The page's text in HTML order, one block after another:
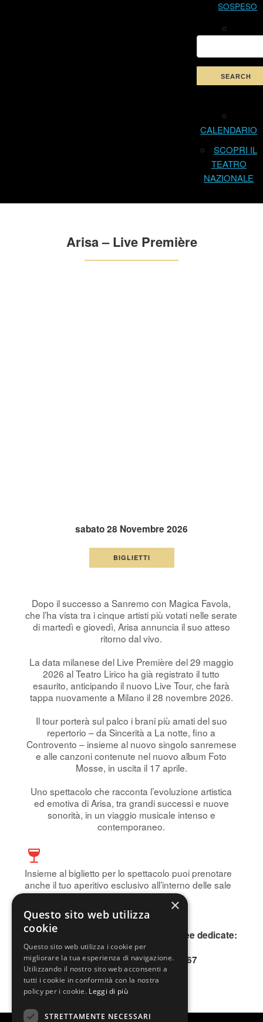
SOSPESO
CALENDARIO
SCOPRI IL
TEATRO
NAZIONALE
Arisa – Live Première
sabato 28 Novembre 2026
BIGLIETTI
Dopo il successo a Sanremo con Magica Favola,
che l’ha vista tra i cinque artisti più votati nelle serate
di martedì e giovedì, Arisa annuncia il suo atteso
ritorno dal vivo.
La data milanese del Live Première del 29 maggio
2026 al Teatro Lirico ha già registrato il tutto
esaurito, anticipando il nuovo Live Tour, che farà
tappa nuovamente a Milano il 28 novembre 2026.
Il tour porterà sul palco i brani più amati del suo
repertorio – da Sincerità a La notte, fino a
Controvento – insieme al nuovo singolo sanremese
e alle canzoni contenute nel nuovo album Foto
Mosse, in uscita il 17 aprile.
Uno spettacolo che racconta l’evoluzione artistica
ed emotiva di Arisa, tra grandi successi e nuove
sonorità, in un viaggio musicale intenso e
contemporaneo.
Insieme al biglietto per lo spettacolo puoi prenotare
anche il tuo aperitivo esclusivo all’interno delle sale
storiche del Teatro.
Prenota subito!
Per informazioni, contattare le due linee dedicate:
INFOLINE 0200640802
SMS o WhatsApp 345.3677167
×
Questo sito web utilizza
cookie
Questo sito web utilizza i cookie per
migliorare la tua esperienza di navigazione.
Utilizzando il nostro sito web acconsenti a
tutti i cookie in conformità con la nostra
policy per i cookie. Leggi di più
STRETTAMENTE NECESSARI